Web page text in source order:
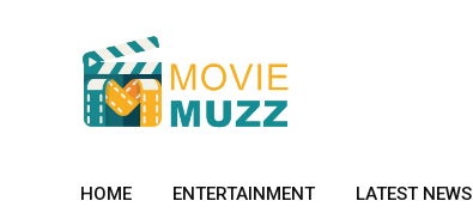
HOME ENTERTAINMENT LATEST NEWS